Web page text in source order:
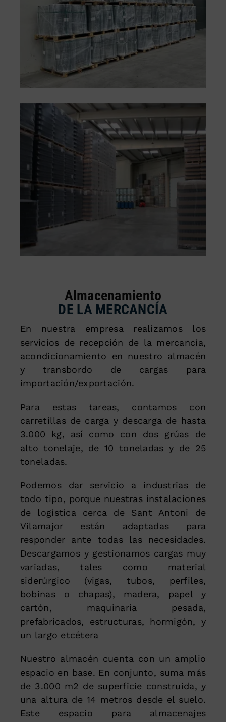
Almacenamiento
DE LA MERCANCÍA
En nuestra empresa realizamos los
servicios de recepción de la mercancía,
acondicionamiento en nuestro almacén
y transbordo de cargas para
importación/exportación.
Para estas tareas, contamos con
carretillas de carga y descarga de hasta
3.000 kg, así como con dos grúas de
alto tonelaje, de 10 toneladas y de 25
toneladas.
Podemos dar servicio a industrias de
todo tipo, porque nuestras instalaciones
de logística cerca de Sant Antoni de
Vilamajor están adaptadas para
responder ante todas las necesidades.
Descargamos y gestionamos cargas muy
variadas, tales como material
siderúrgico (vigas, tubos, perfiles,
bobinas o chapas), madera, papel y
cartón, maquinaria pesada,
prefabricados, estructuras, hormigón, y
un largo etcétera
Nuestro almacén cuenta con un amplio
espacio en base. En conjunto, suma más
de 3.000 m2 de superficie construida, y
una altura de 14 metros desde el suelo.
Este espacio para almacenajes